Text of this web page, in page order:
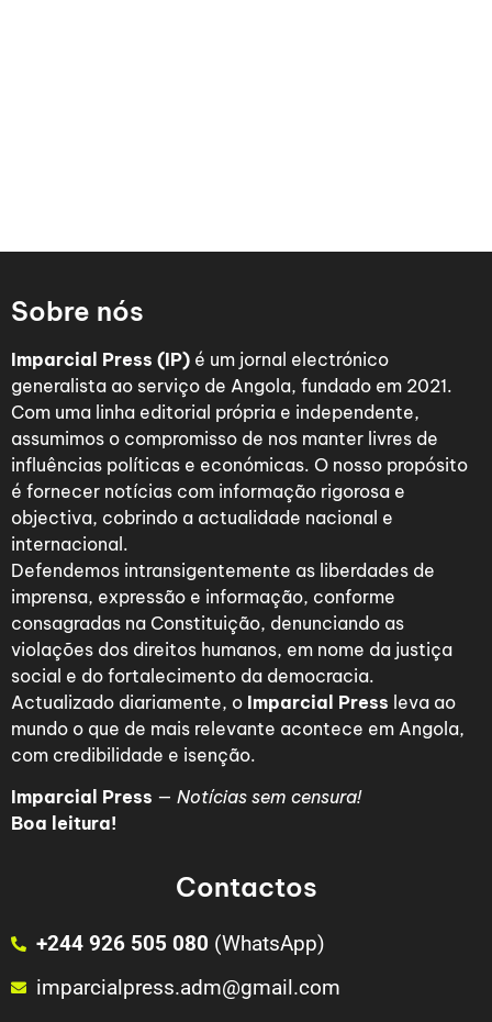
Sobre nós
Imparcial Press (IP) é um jornal electrónico
generalista ao serviço de Angola, fundado em 2021.
Com uma linha editorial própria e independente,
assumimos o compromisso de nos manter livres de
influências políticas e económicas. O nosso propósito
é fornecer notícias com informação rigorosa e
objectiva, cobrindo a actualidade nacional e
internacional.
Defendemos intransigentemente as liberdades de
imprensa, expressão e informação, conforme
consagradas na Constituição, denunciando as
violações dos direitos humanos, em nome da justiça
social e do fortalecimento da democracia.
Actualizado diariamente, o Imparcial Press leva ao
mundo o que de mais relevante acontece em Angola,
com credibilidade e isenção.
Imparcial Press — Notícias sem censura!
Boa leitura!
Contactos
+244 926 505 080 (WhatsApp)
imparcialpress.adm@gmail.com